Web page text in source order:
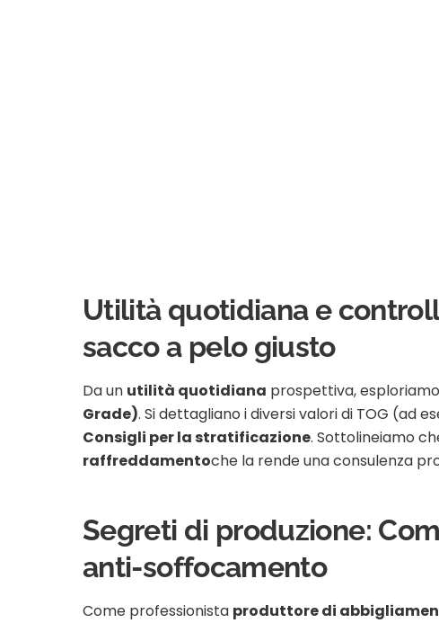
Utilità quotidiana e
sacco a pelo giusto
Da un utilità quotidiana prospettiva,
Grade). Si dettagliano i diversi valori di TOG (ad
Consigli per la stratificazione. Sottolineiamo
raffreddamentoche la rende una consulenza
Segreti di produzione:
anti-soffocamento
Come professionista produttore di